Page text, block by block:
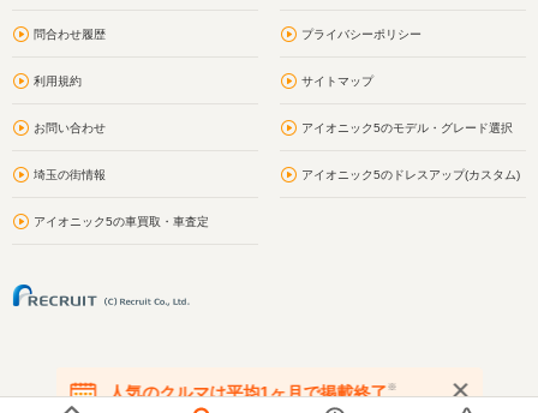
問合わせ履歴 プライバシーポリシー
利用規約 サイトマップ
お問い合わせ アイオニック5のモデル・グレード選択
埼玉の街情報 アイオニック5のドレスアップ(カスタム)
アイオニック5の車買取・車査定
人気のクルマは平均1ヶ月で掲載終了※